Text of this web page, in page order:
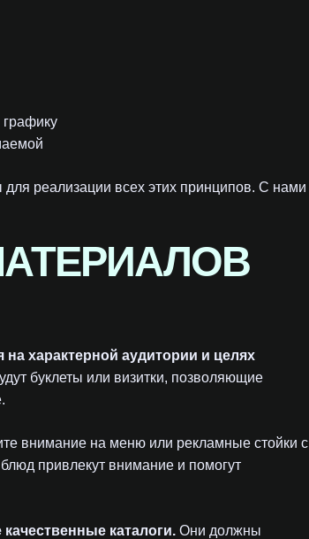
графику
реализации всех этих принципов. С нами
характерной аудитории и целях
буклеты или визитки, позволяющие
внимание на меню или рекламные стойки с
привлекут внимание и помогут
каталоги. Они должны